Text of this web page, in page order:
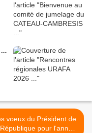
voeux du Président de
pour l'année